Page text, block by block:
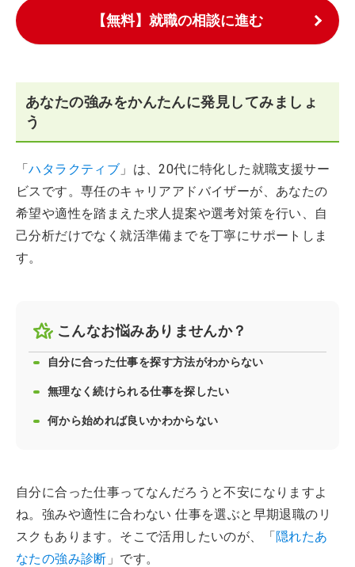
【無料】就職の相談に進む
あなたの強みをかんたんに発見してみましょ
う
「ハタラクティブ 」は、20代に特化した就職支援サー
ビスです。専任のキャリアアドバイザーが、あなたの
希望や適性を踏まえた求人提案や選考対策を行い、自
己分析だけでなく就活準備までを丁寧にサポートしま
す。
こんなお悩みありませんか？
自分に合った仕事を探す方法がわからない
無理なく続けられる仕事を探したい
何から始めれば良いかわからない
自分に合った仕事ってなんだろうと不安になりますよ
ね。強みや適性に合わない 仕事を選ぶと早期退職のリ
スクもあります。そこで活用したいのが、「隠れたあ
なたの強み診断 」です。